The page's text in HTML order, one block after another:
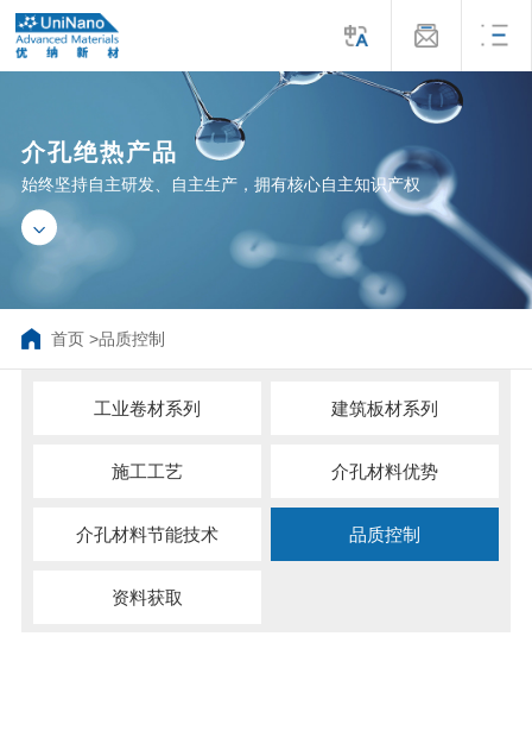
介孔绝热产品
始终坚持自主研发、自主生产，拥有核心自主知识产权
首页>品质控制
工业卷材系列 建筑板材系列
施工工艺 介孔材料优势
介孔材料节能技术 品质控制
资料获取